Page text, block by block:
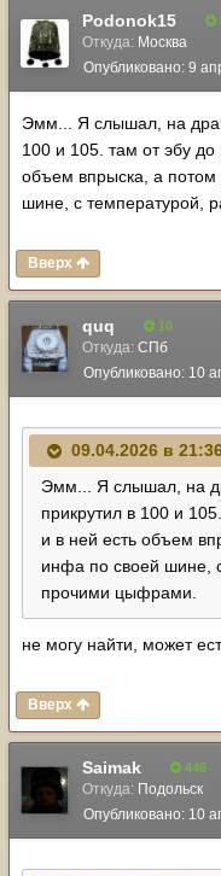
Podonok15
Откуда: Москва
Опубликовано: 9
Эмм... Я слышал, на
100 и 105. там от эбу
объем впрыска, а
шине, с температурой,
Вверх
quq 10
Откуда: СПб
Опубликовано: 10
09.04.2026 в
Эмм... Я слышал, на
прикрутил в 100 и
и в ней есть объем
инфа по своей шине,
прочими цыфрами.
не могу найти, может
Вверх
Saimak 446
Откуда: Подольск
Опубликовано: 10